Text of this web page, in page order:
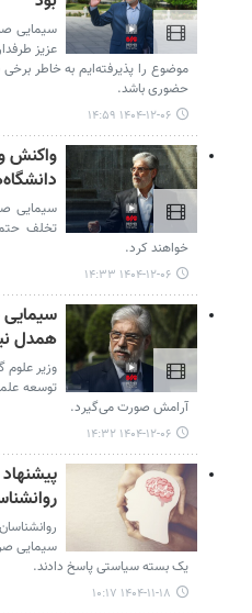
سیمایی
عزیز
موضوع را پذیرفته‌ایم به خاطر
حضوری باشد.
۱۴۰۴-۱۲-۰۶ ۱۴:۵۹
واکنش
سیمایی
تخلف
خواهند کرد.
۱۴۰۴-۱۲-۰۶ ۱۴:۳۳
سیمایی
همدل
وزیر
توسعه
آرامش صورت می‌گیرد.
۱۴۰۴-۱۲-۰۶ ۱۴:۳۲
سیمایی
یک بسته سیاستی پاسخ دادند.
۱۴۰۴-۱۱-۱۸ ۱۰:۱۷